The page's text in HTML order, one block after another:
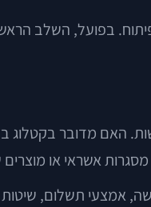
בפועל, השלב
האם מדובר
אשראי או מוצרים
תשלום, שיטות